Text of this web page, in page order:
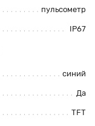
пульсометр
IP67
синий
Да
TFT